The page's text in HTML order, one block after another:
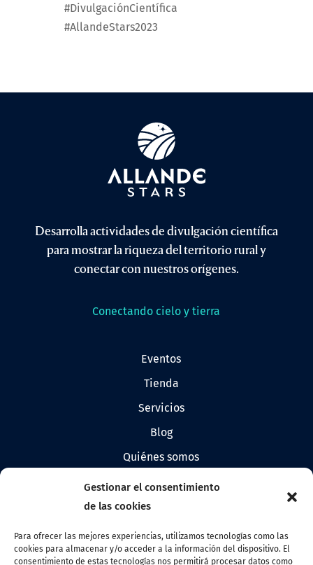
Gestionar el consentimiento
de las cookies
Para ofrecer las mejores experiencias, utilizamos tecnologías como las
cookies para almacenar y/o acceder a la información del dispositivo. El
consentimiento de estas tecnologías nos permitirá procesar datos como
#DivulgaciónCientífica
#AllandeStars2023
Desarrolla actividades de divulgación científica
para mostrar la riqueza del territorio rural y
conectar con nuestros orígenes.
Conectando cielo y tierra
eventos
tienda
servicios
blog
quiénes somos
logos de allandestars
Contacto